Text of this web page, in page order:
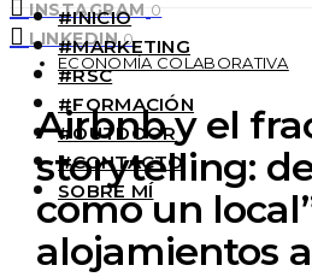
INSTAGRAM 0
LINKEDIN 0
#INICIO
#MARKETING
#RSC
#FORMACIÓN
#OUTDOOR
#CONTACTO
SOBRE MÍ
ECONOMÍA COLABORATIVA
Airbnb y el
storytelling:
como un
alojamientos